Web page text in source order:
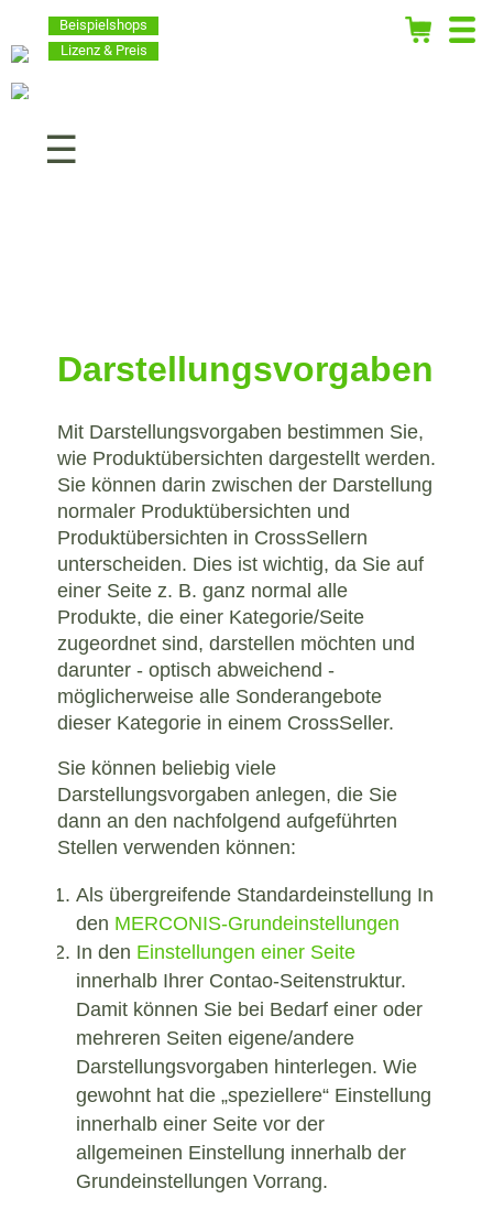
Beispielshops
Lizenz & Preis
Darstellungsvorgaben
Mit Darstellungsvorgaben bestimmen Sie,
wie Produktübersichten dargestellt werden.
Sie können darin zwischen der Darstellung
normaler Produktübersichten und
Produktübersichten in CrossSellern
unterscheiden. Dies ist wichtig, da Sie auf
einer Seite z. B. ganz normal alle
Produkte, die einer Kategorie/Seite
zugeordnet sind, darstellen möchten und
darunter - optisch abweichend -
möglicherweise alle Sonderangebote
dieser Kategorie in einem CrossSeller.
Sie können beliebig viele
Darstellungsvorgaben anlegen, die Sie
dann an den nachfolgend aufgeführten
Stellen verwenden können:
Als übergreifende Standardeinstellung In
den MERCONIS-Grundeinstellungen
In den Einstellungen einer Seite
innerhalb Ihrer Contao-Seitenstruktur.
Damit können Sie bei Bedarf einer oder
mehreren Seiten eigene/andere
Darstellungsvorgaben hinterlegen. Wie
gewohnt hat die „speziellere“ Einstellung
innerhalb einer Seite vor der
allgemeinen Einstellung innerhalb der
Grundeinstellungen Vorrang.